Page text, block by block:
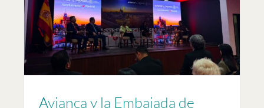
Avianca y la Embajada de